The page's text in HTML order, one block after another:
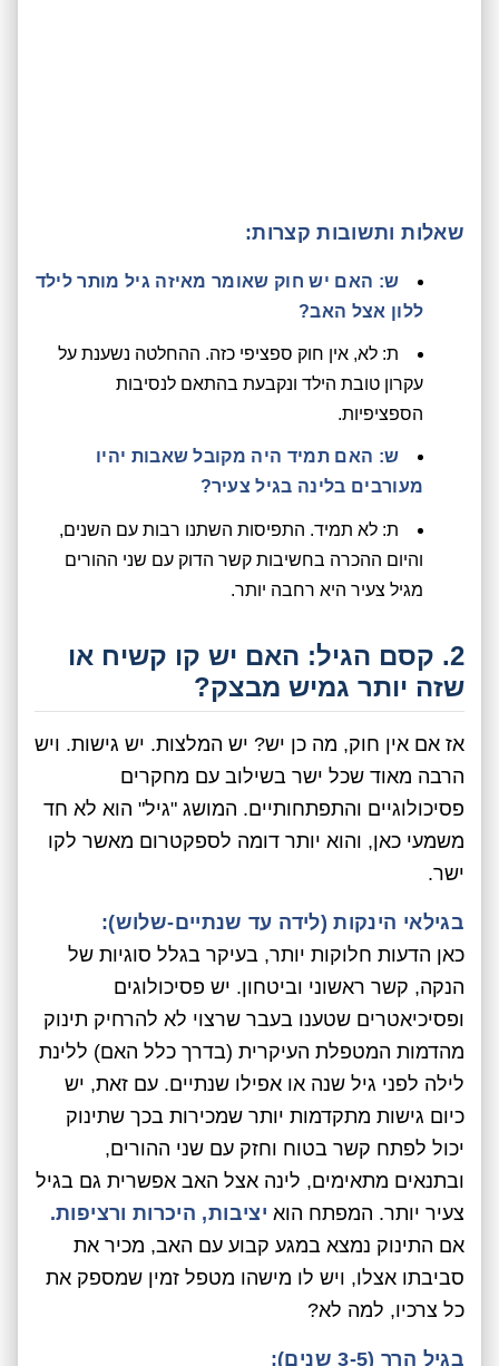
שאלות ותשובות קצרות:
ש: האם יש חוק שאומר מאיזה גיל מותר לילד
ללון אצל האב?
ת: לא, אין חוק ספציפי כזה. ההחלטה נשענת על
עקרון טובת הילד ונקבעת בהתאם לנסיבות
הספציפיות.
ש: האם תמיד היה מקובל שאבות יהיו
מעורבים בלינה בגיל צעיר?
ת: לא תמיד. התפיסות השתנו רבות עם השנים,
והיום ההכרה בחשיבות קשר הדוק עם שני ההורים
מגיל צעיר היא רחבה יותר.
2. קסם הגיל: האם יש קו קשיח או
שזה יותר גמיש מבצק?
אז אם אין חוק, מה כן יש? יש המלצות. יש גישות. ויש
הרבה מאוד שכל ישר בשילוב עם מחקרים
פסיכולוגיים והתפתחותיים. המושג "גיל" הוא לא חד
משמעי כאן, והוא יותר דומה לספקטרום מאשר לקו
ישר.
בגילאי הינקות (לידה עד שנתיים-שלוש):
כאן הדעות חלוקות יותר, בעיקר בגלל סוגיות של
הנקה, קשר ראשוני וביטחון. יש פסיכולוגים
ופסיכיאטרים שטענו בעבר שרצוי לא להרחיק תינוק
מהדמות המטפלת העיקרית (בדרך כלל האם) ללינת
לילה לפני גיל שנה או אפילו שנתיים. עם זאת, יש
כיום גישות מתקדמות יותר שמכירות בכך שתינוק
יכול לפתח קשר בטוח וחזק עם שני ההורים,
ובתנאים מתאימים, לינה אצל האב אפשרית גם בגיל
צעיר יותר. המפתח הוא יציבות, היכרות ורציפות.
אם התינוק נמצא במגע קבוע עם האב, מכיר את
סביבתו אצלו, ויש לו מישהו מטפל זמין שמספק את
כל צרכיו, למה לא?
בגיל הרך (3-5 שנים):